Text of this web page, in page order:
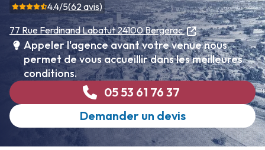
4.4/5(62avis)
77 Rue Ferdinand Labatut24100 Bergerac
05 53 61 76 37
Demander un devis
Appeler l'agence avant votre venue nous
permet de vous accueillir dans les meilleures
conditions.